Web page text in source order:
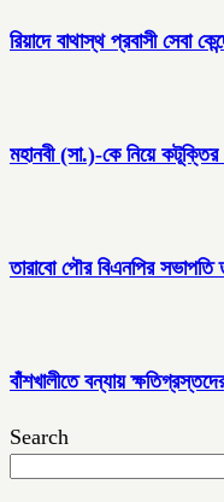
রিয়াদে বাথাস্থ প্রবাসী সেবা
মহানবী (সা.)-কে নিয়ে কটূক্তির
তারাবো পৌর বিএনপির সভাপতি
বাঁশখালীতে বন্যায়
Search